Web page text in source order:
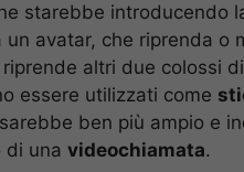
starebbe introducendo
avatar, che riprenda o
altri due colossi di
essere utilizzati come
ben più ampio e
di una videochiamata.